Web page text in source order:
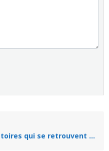
se retrouvent dans les spams